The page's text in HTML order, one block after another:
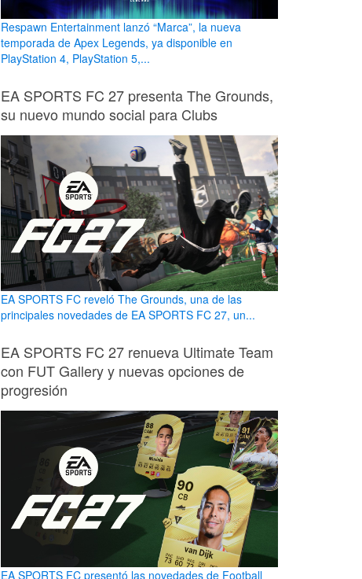
Respawn Entertainment lanzó “Marca”, la nueva
temporada de Apex Legends, ya disponible en
PlayStation 4, PlayStation 5,...
EA SPORTS FC 27 presenta The Grounds,
su nuevo mundo social para Clubs
EA SPORTS FC reveló The Grounds, una de las
principales novedades de EA SPORTS FC 27, un...
EA SPORTS FC 27 renueva Ultimate Team
con FUT Gallery y nuevas opciones de
progresión
EA SPORTS FC presentó las novedades de Football